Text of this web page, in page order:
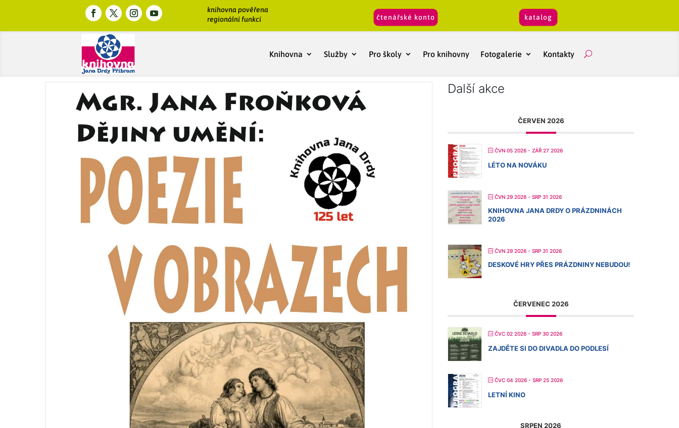
knihovna pověřena
regionální funkcí
čtenářské konto katalog
Knihovna Služby Pro školy Pro knihovny Fotogalerie Kontakty
Další akce
ČERVEN 2026
ČVN 05 2026 - ZÁŘ 27 2026
LÉTO NA NOVÁKU
ČVN 29 2026 - SRP 31 2026
KNIHOVNA JANA DRDY O PRÁZDNINÁCH
2026
ČVN 29 2026 - SRP 31 2026
DESKOVÉ HRY PŘES PRÁZDNINY NEBUDOU!
ČERVENEC 2026
ČVC 02 2026 - SRP 30 2026
ZAJDĚTE SI DO DIVADLA DO PODLESÍ
ČVC 04 2026 - SRP 25 2026
LETNÍ KINO
SRPEN 2026